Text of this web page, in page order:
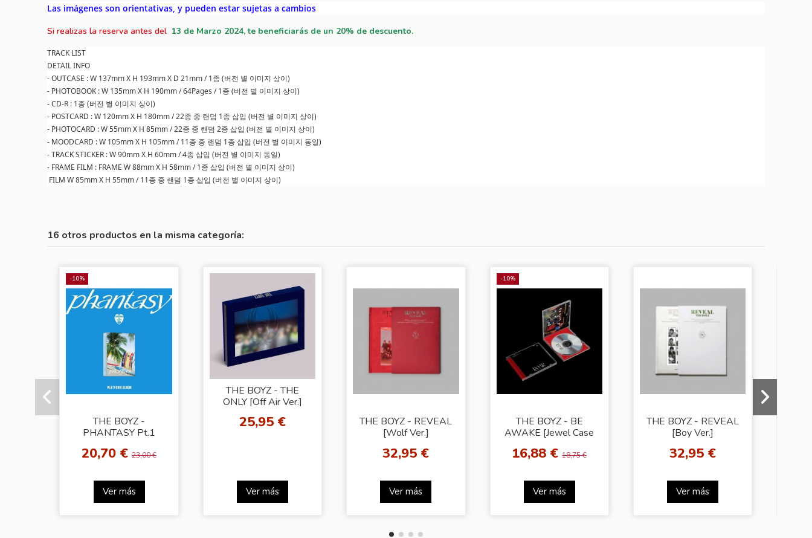
Las imágenes son orientativas, y pueden estar sujetas a cambios
Si realizas la reserva antes del 13 de Marzo 2024, te beneficiarás de un 20% de descuento.
TRACK LIST
DETAIL INFO
- OUTCASE : W 137mm X H 193mm X D 21mm / 1종 (버전 별 이미지 상이)
- PHOTOBOOK : W 135mm X H 190mm / 64Pages / 1종 (버전 별 이미지 상이)
- CD-R : 1종 (버전 별 이미지 상이)
- POSTCARD : W 120mm X H 180mm / 22종 중 랜덤 1종 삽입 (버전 별 이미지 상이)
- PHOTOCARD : W 55mm X H 85mm / 22종 중 랜덤 2종 삽입 (버전 별 이미지 상이)
- MOODCARD : W 105mm X H 105mm / 11종 중 랜덤 1종 삽입 (버전 별 이미지 동일)
- TRACK STICKER : W 90mm X H 60mm / 4종 삽입 (버전 별 이미지 동일)
- FRAME FILM : FRAME W 88mm X H 58mm / 1종 삽입 (버전 별 이미지 상이)
FILM W 85mm X H 55mm / 11종 중 랜덤 1종 삽입 (버전 별 이미지 상이)
16 otros productos en la misma categoría:
-10%
THE BOYZ -
PHANTASY Pt.1
[Platform Album -
20,70 €23,00 €
Ver más
THE BOYZ - THE
ONLY [Off Air Ver.]
25,95 €
Ver más
THE BOYZ - REVEAL
[Wolf Ver.]
32,95 €
Ver más
-10%
THE BOYZ - BE
AWAKE [Jewel Case
16,88 €18,75 €
Ver más
THE BOYZ - REVEAL
[Boy Ver.]
32,95 €
Ver más